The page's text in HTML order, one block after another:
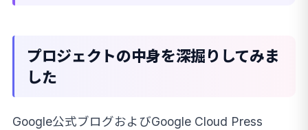
プロジェクトの中身を深掘りしてみま
した
Google公式ブログおよびGoogle Cloud Press